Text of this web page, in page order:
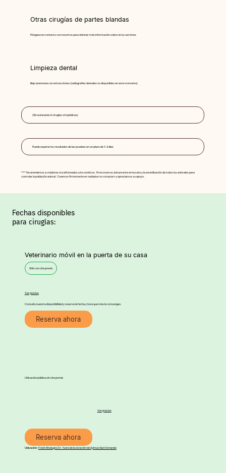
Otras cirugías de partes blandas
Póngase en contacto con nosotros para obtener más información sobre otros servicios
Limpieza dental
Bajo anestesia con extracciones (radiografías dentales no disponibles en este momento)
(Sin eutanasia ni cirugías ortopédicas)
Puede esperar los resultados de las pruebas en un plazo de 1–3 días
*** No atendemos a criadores ni a aficionados a los exóticos. Promovemos únicamente el rescate y la esterilización de todos los animales para
controlar la población animal. Creemos firmemente en «adoptar no comprar» y apreciamos su apoyo.
Fechas disponibles
para cirugías:
Veterinario móvil en la puerta de su casa
Sólo con cita previa
Ver precios
Consulte nuestra disponibilidad y reserve la fecha y hora que más le convengan.
Reserva ahora
Ubicación pública sin cita previa
Ver precios
Reserva ahora
Ubicación: Frank Modugno Dr. fuera de la estación de Sylmar/San Fernando